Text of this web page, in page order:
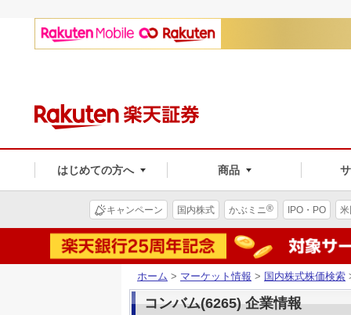
はじめての方へ 商品
キャンペーン 国内株式 かぶミニ® IPO・PO
ホーム > マーケット情報 > 国内株式株価検索
コンバム(6265) 企業情報